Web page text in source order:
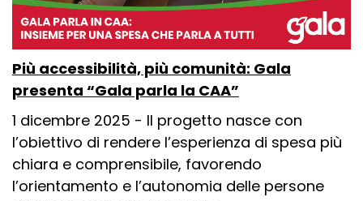
Più accessibilità, più comunità: Gala
presenta “Gala parla la CAA”
1 dicembre 2025 - Il progetto nasce con
l’obiettivo di rendere l’esperienza di spesa più
chiara e comprensibile, favorendo
l’orientamento e l’autonomia delle persone